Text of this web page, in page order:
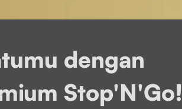
dengan
Stop'N'Go!